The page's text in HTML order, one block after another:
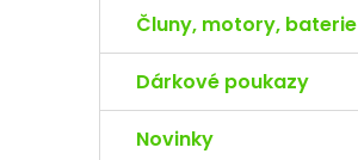
Čluny, motory, baterie
Dárkové poukazy
Novinky